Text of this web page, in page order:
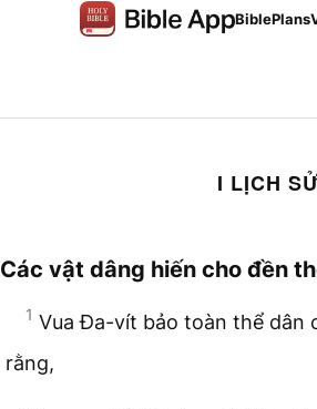
BiblePlans
I LỊCH
Các vật dâng hiến cho đền
1 Vua Đa-vít bảo toàn thể dân
rằng,